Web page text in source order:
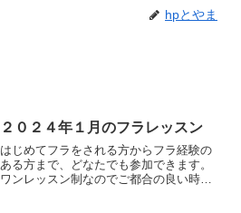
hpとやま
２０２４年１月のフラレッスン
はじめてフラをされる方からフラ経験の
ある方まで、どなたでも参加できます。
ワンレッスン制なのでご都合の良い時